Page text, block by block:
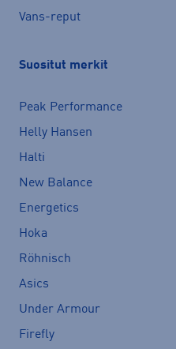
Vans-reput
Suositut merkit
Peak Performance
Helly Hansen
Halti
New Balance
Energetics
Hoka
Röhnisch
Asics
Under Armour
Firefly